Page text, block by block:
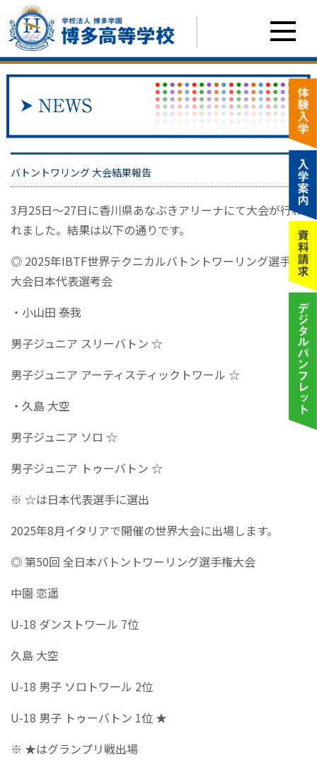
バトントワリング 大会結果報告
3月25日～27日に香川県あなぶきアリーナにて大会が行わ
れました。結果は以下の通りです。
◎ 2025年IBTF世界テクニカルバトントワーリング選手権
大会日本代表選考会
・小山田 泰我
男子ジュニア スリーバトン ☆
男子ジュニア アーティスティックトワール ☆
・久島 大空
男子ジュニア ソロ ☆
男子ジュニア トゥーバトン ☆
※ ☆は日本代表選手に選出
2025年8月イタリアで開催の世界大会に出場します。
◎ 第50回 全日本バトントワーリング選手権大会
中園 恋遥
U-18 ダンストワール 7位
久島 大空
U-18 男子 ソロトワール 2位
U-18 男子 トゥーバトン 1位 ★
※ ★はグランプリ戦出場